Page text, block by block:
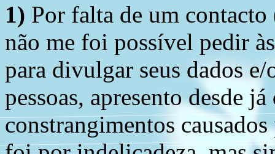
1) Por falta de um
não me foi possível pedir
para divulgar seus dados
pessoas, apresento desde
constrangimentos